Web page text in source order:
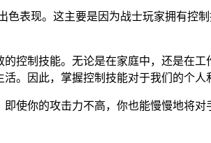
表现。这主要是因为战士玩家拥有控
控制技能。无论是在家庭中，还是在
。因此，掌握控制技能对于我们的个人
使你的攻击力不高，你也能慢慢地将